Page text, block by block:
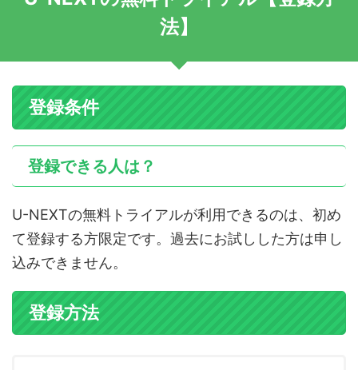
法】
登録条件
登録できる人は？
U-NEXTの無料トライアルが利用できるのは、初め
て登録する方限定です。過去にお試しした方は申し
込みできません。
登録方法